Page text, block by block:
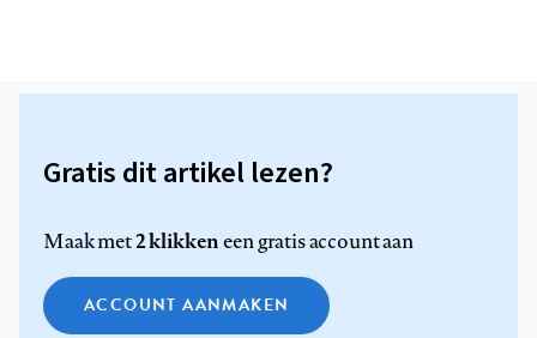
Gratis dit artikel lezen?
Maak met2 klikkeneen gratis account aan
ACCOUNT AANMAKEN